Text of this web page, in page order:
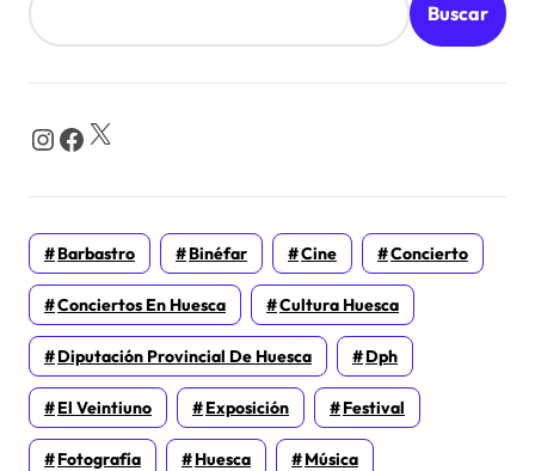
Buscar
InstagramFacebook X
Barbastro Binéfar Cine Concierto
Conciertos En Huesca Cultura Huesca
Diputación Provincial De Huesca Dph
El Veintiuno Exposición Festival
Fotografía Huesca Música